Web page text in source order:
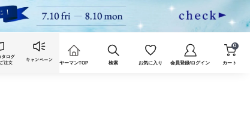
ヤーマンTOP 検索 お気に入り 会員登録/ログイン カート
0